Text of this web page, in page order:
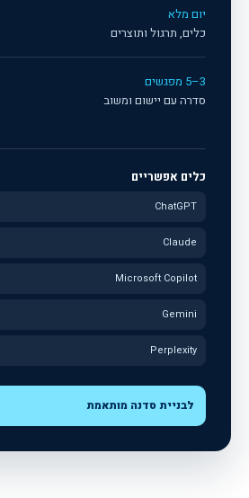
יום מלא
כלים, תרגול ותוצרים
3–5 מפגשים
סדרה עם יישום ומשוב
כלים אפשריים
ChatGPT
Claude
Microsoft Copilot
Gemini
Perplexity
לבניית סדנה מותאמת